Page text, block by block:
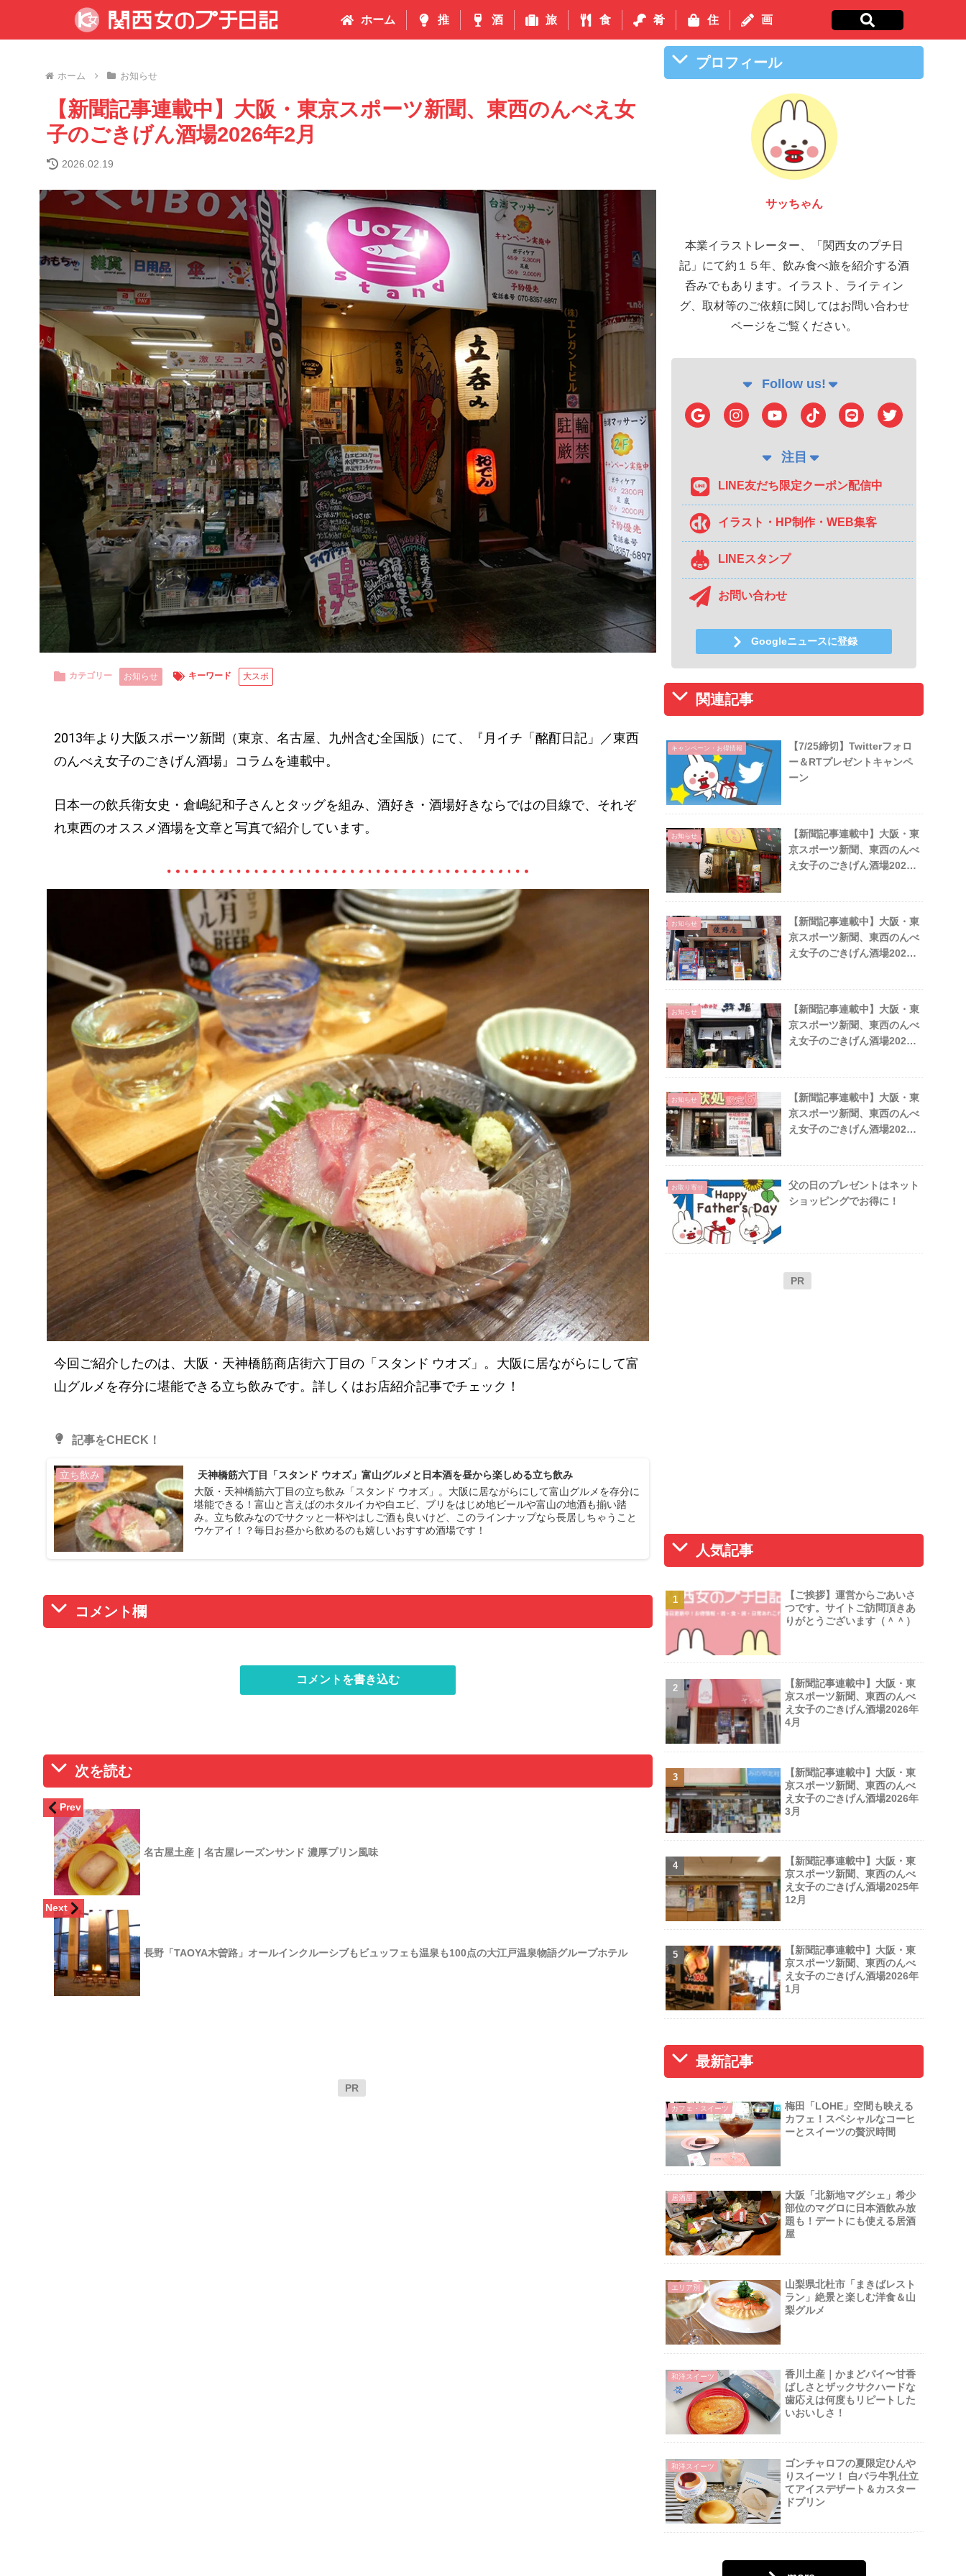
ホーム 推 酒 旅 食 肴 住 画
ホーム お知らせ
【新聞記事連載中】大阪・東京スポーツ新聞、東西のんべえ女
子のごきげん酒場2026年2月
2026.02.19
カテゴリー お知らせ キーワード 大スポ
2013年より大阪スポーツ新聞（東京、名古屋、九州含む全国版）にて、『月イチ「酩酊日記」／東西
のんべえ女子のごきげん酒場』コラムを連載中。
日本一の飲兵衛女史・倉嶋紀和子さんとタッグを組み、酒好き・酒場好きならではの目線で、それぞ
れ東西のオススメ酒場を文章と写真で紹介しています。
今回ご紹介したのは、大阪・天神橋筋商店街六丁目の「スタンド ウオズ」。大阪に居ながらにして富
山グルメを存分に堪能できる立ち飲みです。詳しくはお店紹介記事でチェック！
記事をCHECK！
立ち飲み
天神橋筋六丁目「スタンド ウオズ」富山グルメと日本酒を昼から楽しめる立ち飲み
大阪・天神橋筋六丁目の立ち飲み「スタンド ウオズ」。大阪に居ながらにして富山グルメを存分に
堪能できる！富山と言えばのホタルイカや白エビ、ブリをはじめ地ビールや富山の地酒も揃い踏
み。立ち飲みなのでサクッと一杯やはしご酒も良いけど、このラインナップなら長居しちゃうこと
ウケアイ！？毎日お昼から飲めるのも嬉しいおすすめ酒場です！
コメント欄
コメントを書き込む
次を読む
Prev
名古屋土産｜名古屋レーズンサンド 濃厚プリン風味
Next
長野「TAOYA木曽路」オールインクルーシブもビュッフェも温泉も100点の大江戸温泉物語グループホテル
PR
プロフィール
サッちゃん
本業イラストレーター、「関西女のプチ日
記」にて約１５年、飲み食べ旅を紹介する酒
呑みでもあります。イラスト、ライティン
グ、取材等のご依頼に関してはお問い合わせ
ページをご覧ください。
Follow us!
注目
LINE友だち限定クーポン配信中
イラスト・HP制作・WEB集客
LINEスタンプ
お問い合わせ
Googleニュースに登録
関連記事
キャンペーン・お得情報
【7/25締切】Twitterフォロ
ー＆RTプレゼントキャンペ
ーン
お知らせ
【新聞記事連載中】大阪・東
京スポーツ新聞、東西のんべ
え女子のごきげん酒場2023
お知らせ
【新聞記事連載中】大阪・東
京スポーツ新聞、東西のんべ
え女子のごきげん酒場2025
お知らせ
【新聞記事連載中】大阪・東
京スポーツ新聞、東西のんべ
え女子のごきげん酒場2022
お知らせ
【新聞記事連載中】大阪・東
京スポーツ新聞、東西のんべ
え女子のごきげん酒場2023
お取り寄せ
父の日のプレゼントはネット
ショッピングでお得に！
PR
人気記事
【ご挨拶】運営からごあいさ
つです。サイトご訪問頂きあ
りがとうございます（＾＾）
【新聞記事連載中】大阪・東
京スポーツ新聞、東西のんべ
え女子のごきげん酒場2026年
4月
【新聞記事連載中】大阪・東
京スポーツ新聞、東西のんべ
え女子のごきげん酒場2026年
3月
【新聞記事連載中】大阪・東
京スポーツ新聞、東西のんべ
え女子のごきげん酒場2025年
12月
【新聞記事連載中】大阪・東
京スポーツ新聞、東西のんべ
え女子のごきげん酒場2026年
1月
最新記事
カフェ・スイーツ
梅田「LOHE」空間も映える
カフェ！スペシャルなコーヒ
ーとスイーツの贅沢時間
居酒屋
大阪「北新地マグシェ」希少
部位のマグロに日本酒飲み放
題も！デートにも使える居酒
屋
エリア別
山梨県北杜市「まきばレスト
ラン」絶景と楽しむ洋食＆山
梨グルメ
和洋スイーツ
香川土産｜かまどパイ〜甘香
ばしさとザックサクハードな
歯応えは何度もリピートした
いおいしさ！
和洋スイーツ
ゴンチャロフの夏限定ひんや
りスイーツ！ 白バラ牛乳仕立
てアイスデザート＆カスター
ドプリン